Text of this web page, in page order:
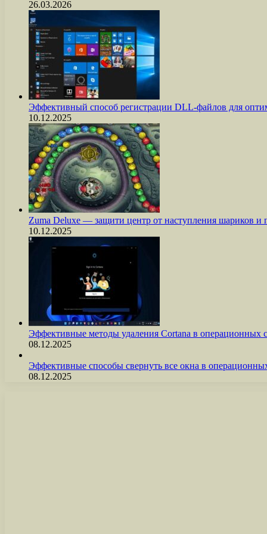
26.03.2026
Эффективный способ регистрации DLL-файлов для
10.12.2025
Zuma Deluxe — защити центр от наступления шариков
10.12.2025
Эффективные методы удаления Cortana в операционных
08.12.2025
Эффективные способы свернуть все окна в
08.12.2025